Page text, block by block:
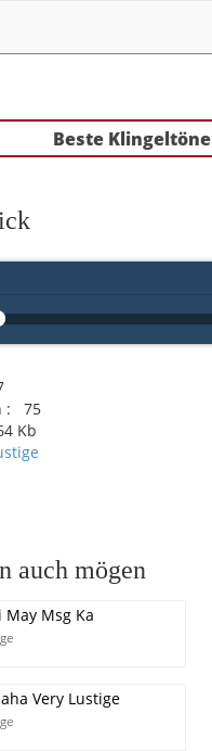
Beste Klingeltöne
:
75
Kb
auch mögen
May Msg Ka
Very Lustige